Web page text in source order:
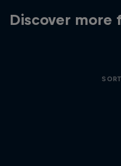
Discover more